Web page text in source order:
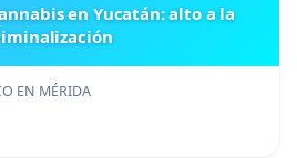
en Yucatán: alto a la
EN MÉRIDA